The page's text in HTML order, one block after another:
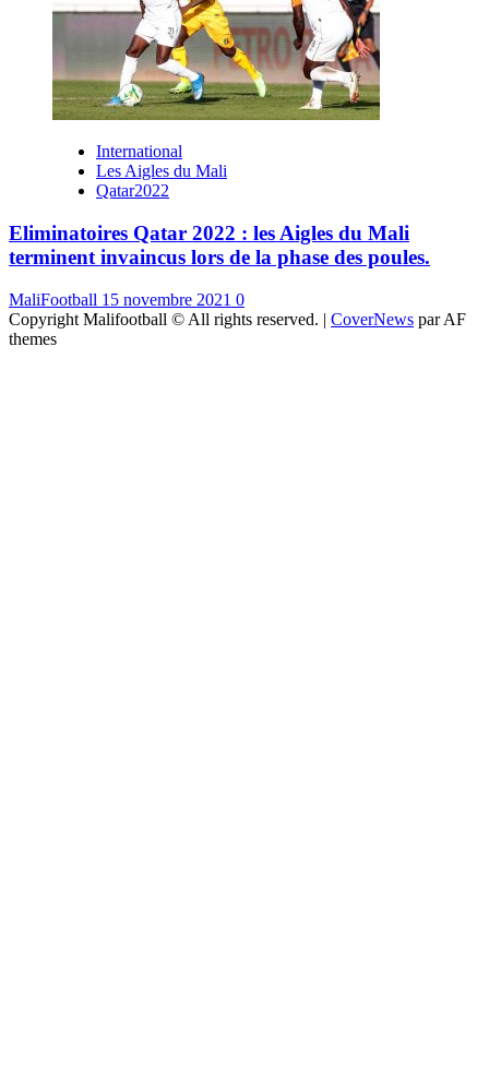
International
Les Aigles du Mali
Qatar2022
Eliminatoires Qatar 2022 : les Aigles du Mali
terminent invaincus lors de la phase des poules.
MaliFootball 15 novembre 2021 0
Copyright Malifootball © All rights reserved. | CoverNews par AF
themes